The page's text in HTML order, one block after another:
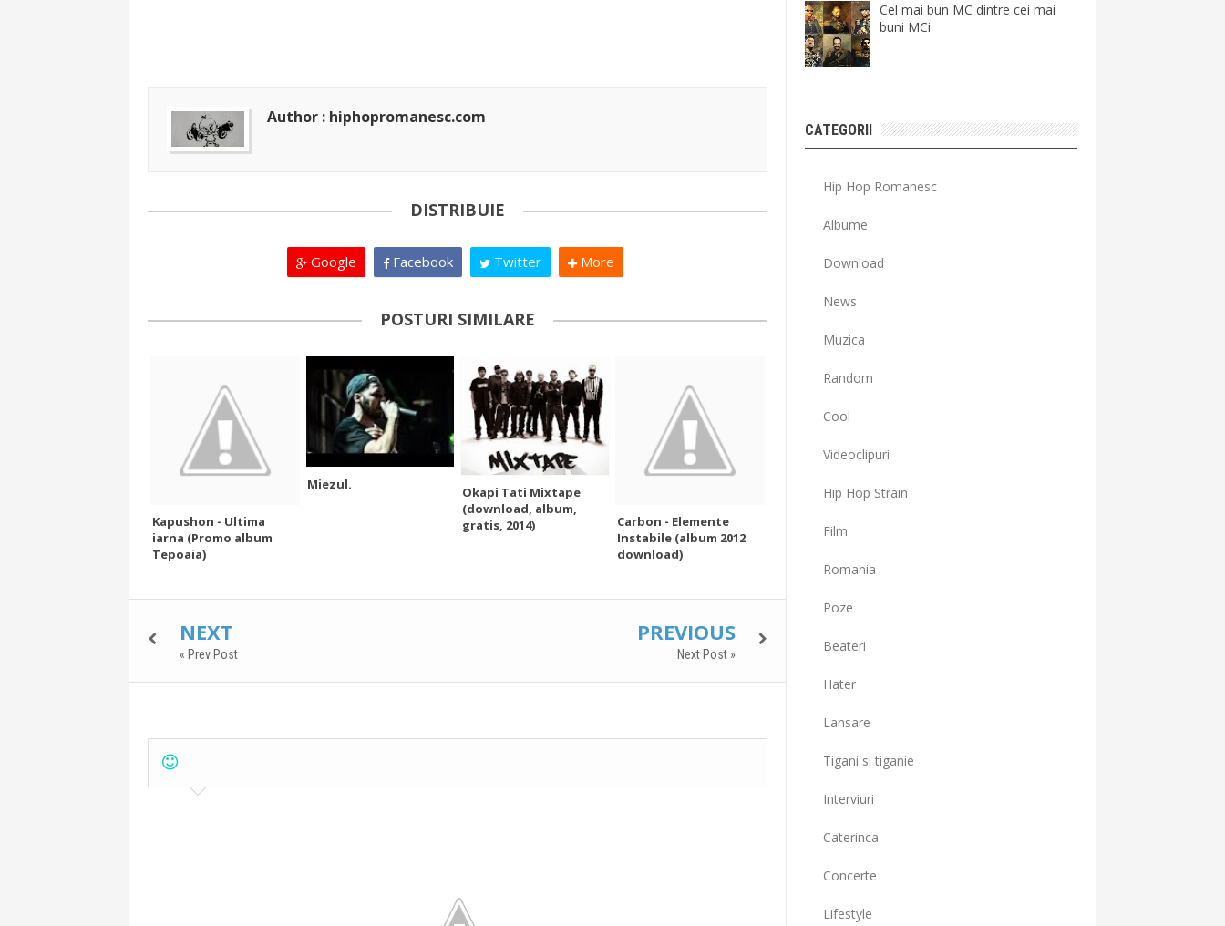
Author : hiphopromanesc.com
DISTRIBUIE
Google Facebook Twitter More
POSTURI SIMILARE
Kapushon - Ultima
iarna (Promo album
Tepoaia)
Miezul.
Okapi Tati Mixtape
(download, album,
gratis, 2014)
Carbon - Elemente
Instabile (album 2012
download)
NEXT
« Prev Post
PREVIOUS
Next Post »
Cel mai bun MC dintre cei mai
buni MCi
CATEGORII
Hip Hop Romanesc
Albume
Download
News
Muzica
Random
Cool
Videoclipuri
Hip Hop Strain
Film
Romania
Poze
Beateri
Hater
Lansare
Tigani si tiganie
Interviuri
Caterinca
Concerte
Lifestyle